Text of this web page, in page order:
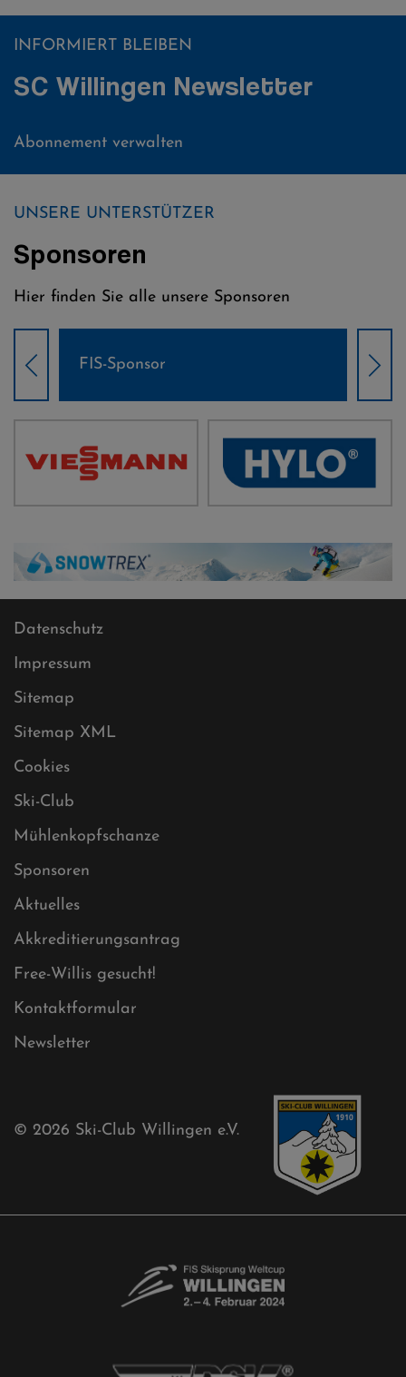
INFORMIERT BLEIBEN
SC Willingen Newsletter
Abonnement verwalten
UNSERE UNTERSTÜTZER
Sponsoren
Hier finden Sie alle unsere Sponsoren
Weltcup-Sponsoren Damen
Datenschutz
Impressum
Sitemap
Sitemap XML
Cookies
Ski-Club
Mühlenkopfschanze
Sponsoren
Aktuelles
Akkreditierungsantrag
Free-Willis gesucht!